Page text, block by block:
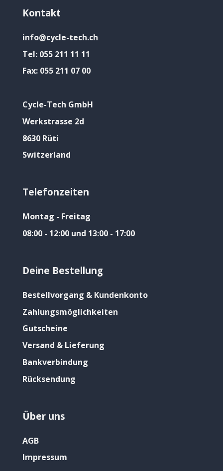
Kontakt
info@cycle-tech.ch
Tel: 055 211 11 11
Fax: 055 211 07 00
Cycle-Tech GmbH
Werkstrasse 2d
8630 Rüti
Switzerland
Telefonzeiten
Montag - Freitag
08:00 - 12:00 und 13:00 - 17:00
Deine Bestellung
Bestellvorgang & Kundenkonto
Zahlungsmöglichkeiten
Gutscheine
Versand & Lieferung
Bankverbindung
Rücksendung
Über uns
AGB
Impressum